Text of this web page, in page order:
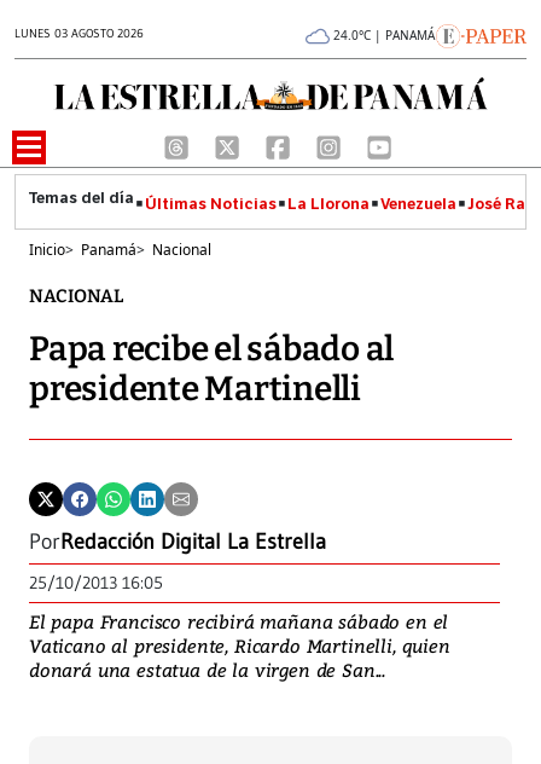
LUNES 03 AGOSTO 2026 24.0°C | PANAMÁ
Últimas Noticias La Llorona Venezuela José
Inicio> Panamá> Nacional
NACIONAL
Papa recibe el sábado al
presidente Martinelli
PorRedacción Digital La Estrella
25/10/2013 16:05
El papa Francisco recibirá mañana sábado en el
Vaticano al presidente, Ricardo Martinelli, quien
donará una estatua de la virgen de San...